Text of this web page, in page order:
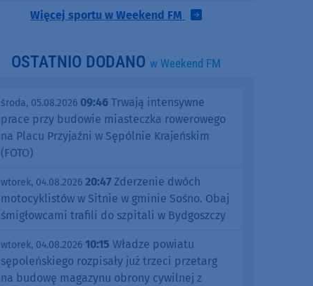
Więcej sportu w Weekend FM
OSTATNIO DODANO w Weekend FM
środa, 05.08.2026 09:46 Trwają intensywne
prace przy budowie miasteczka rowerowego
na Placu Przyjaźni w Sępólnie Krajeńskim
(FOTO)
wtorek, 04.08.2026 20:47 Zderzenie dwóch
motocyklistów w Sitnie w gminie Sośno. Obaj
śmigłowcami trafili do szpitali w Bydgoszczy
wtorek, 04.08.2026 10:15 Władze powiatu
sępoleńskiego rozpisały już trzeci przetarg
na budowę magazynu obrony cywilnej z